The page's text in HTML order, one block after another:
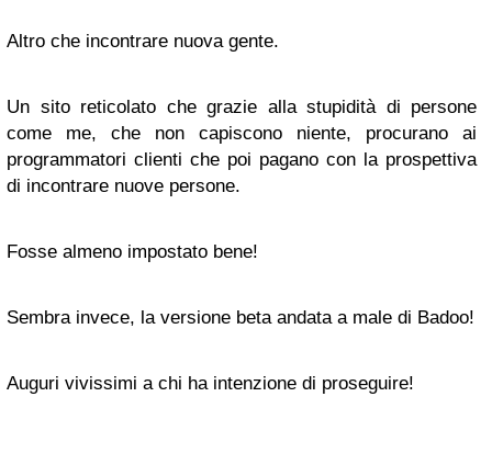
Altro che incontrare nuova gente.
Un sito reticolato che grazie alla stupidità di persone
come me, che non capiscono niente, procurano ai
programmatori clienti che poi pagano con la prospettiva
di incontrare nuove persone.
Fosse almeno impostato bene!
Sembra invece, la versione beta andata a male di Badoo!
Auguri vivissimi a chi ha intenzione di proseguire!